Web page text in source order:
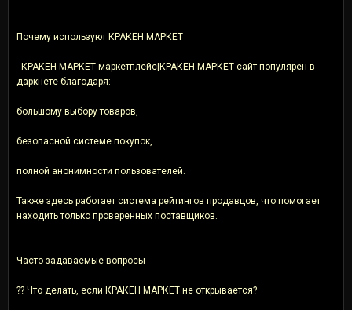
Почему используют КРАКЕН МАРКЕТ
- КРАКЕН МАРКЕТ маркетплейс|КРАКЕН МАРКЕТ сайт популярен в
даркнете благодаря:
большому выбору товаров,
безопасной системе покупок,
полной анонимности пользователей.
Также здесь работает система рейтингов продавцов, что помогает
находить только проверенных поставщиков.
Часто задаваемые вопросы
?? Что делать, если КРАКЕН МАРКЕТ не открывается?